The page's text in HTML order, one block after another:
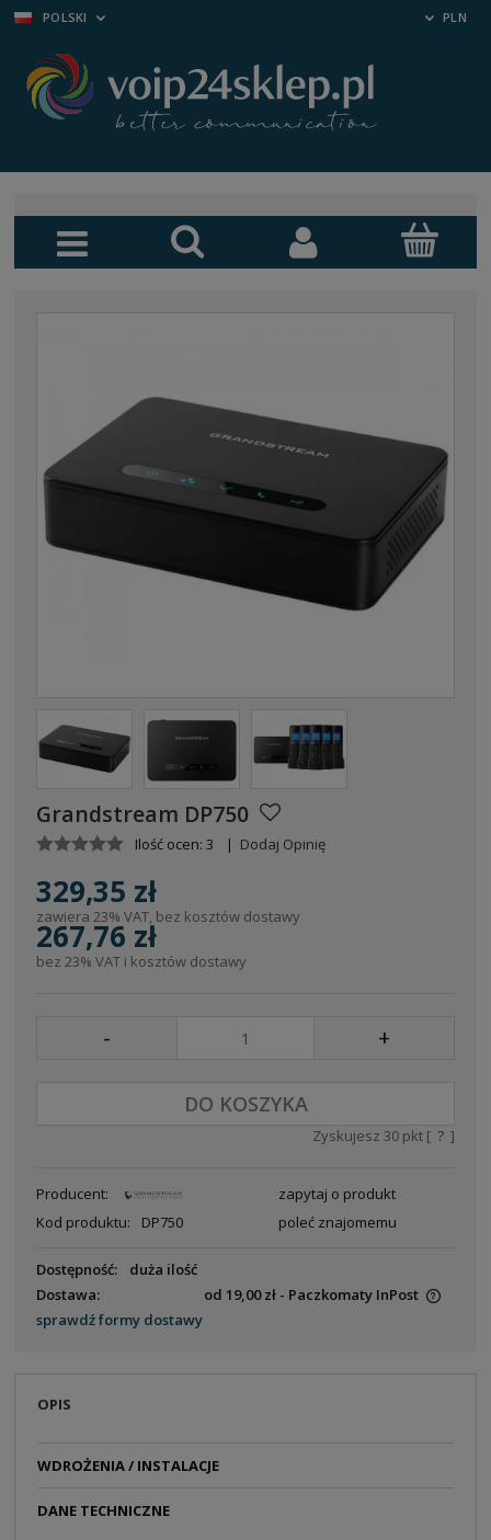
POLSKI PLN
Grandstream DP750
Ilość ocen: 3 | Dodaj Opinię
329,35 zł
zawiera 23% VAT, bez kosztów dostawy
267,76 zł
bez 23% VAT i kosztów dostawy
- +
DO KOSZYKA
Zyskujesz 30 pkt [ ? ]
Producent:
Kod produktu:
DP750
zapytaj o produkt
poleć znajomemu
Dostępność:
duża ilość
Dostawa:
od 19,00 zł - Paczkomaty InPost
Cena nie zawiera ewentualnych kosztów płatności
sprawdź formy dostawy
OPIS
WDROŻENIA / INSTALACJE
DANE TECHNICZNE